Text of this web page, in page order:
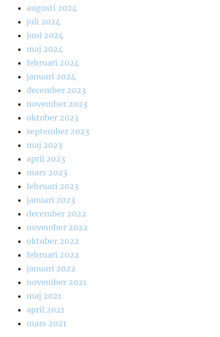
augusti 2024
juli 2024
juni 2024
maj 2024
februari 2024
januari 2024
december 2023
november 2023
oktober 2023
september 2023
maj 2023
april 2023
mars 2023
februari 2023
januari 2023
december 2022
november 2022
oktober 2022
februari 2022
januari 2022
november 2021
maj 2021
april 2021
mars 2021